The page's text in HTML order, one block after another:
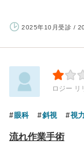
2025年10月受診 /
ロジー リ
眼科 斜視 視
流れ作業手術